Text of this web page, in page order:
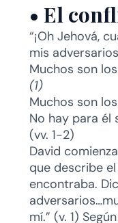
• El
“¡Oh Jehová,
mis
Muchos son
(1)
Muchos son
No hay para él
(vv. 1-2)
David
que describe
encontraba.
mí.” (v. 1)